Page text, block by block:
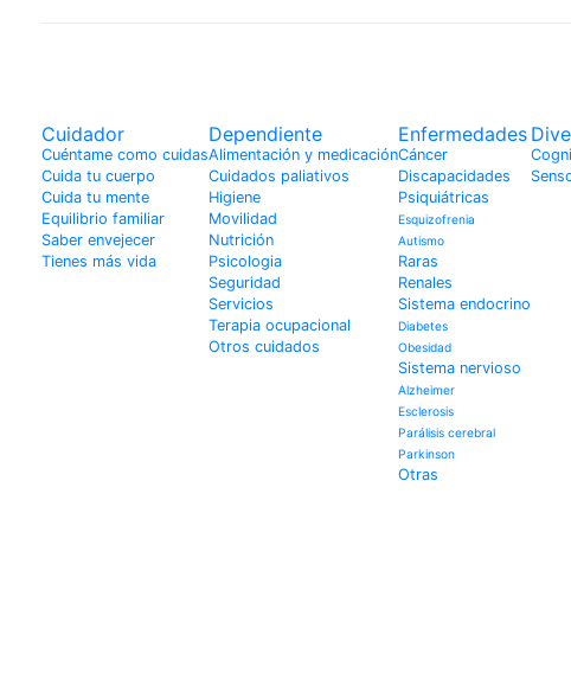
Cuidador
Cuéntame como cuidas
Cuida tu cuerpo
Cuida tu mente
Equilibrio familiar
Saber envejecer
Tienes más vida
Dependiente
Alimentación y medicación
Cuidados paliativos
Higiene
Movilidad
Nutrición
Psicologia
Seguridad
Servicios
Terapia ocupacional
Otros cuidados
Enfermedades
Cáncer
Discapacidades
Psiquiátricas
Esquizofrenia
Autismo
Raras
Renales
Sistema endocrino
Diabetes
Obesidad
Sistema nervioso
Alzheimer
Esclerosis
Parálisis cerebral
Parkinson
Otras